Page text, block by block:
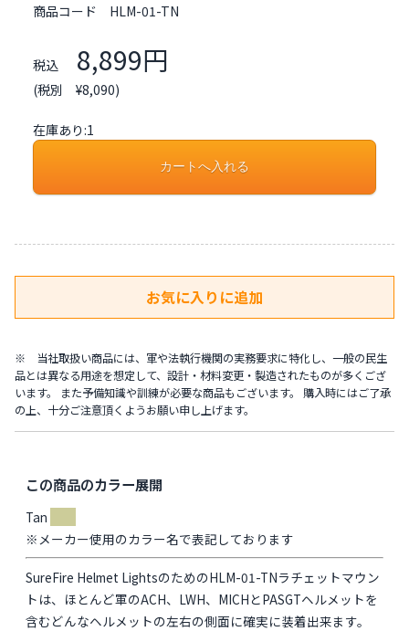
商品コード HLM-01-TN
税込 8,899円
(税別 ¥8,090)
在庫あり:1
※ 当社取扱い商品には、軍や法執行機関の実務要求に特化し、一般の民生
品とは異なる用途を想定して、設計・材料変更・製造されたものが多くござ
います。 また予備知識や訓練が必要な商品もございます。 購入時にはご了承
の上、十分ご注意頂くようお願い申し上げます。
この商品のカラー展開
Tan
※メーカー使用のカラー名で表記しております
SureFire Helmet LightsのためのHLM-01-TNラチェットマウン
トは、ほとんど軍のACH、LWH、MICHとPASGTヘルメットを
含むどんなヘルメットの左右の側面に確実に装着出来ます。